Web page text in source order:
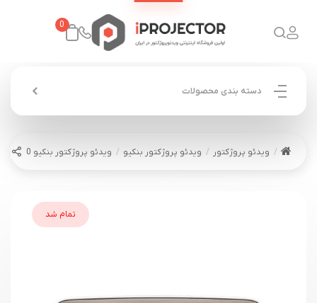
0
دسته بندی محصولات
ویدئو پروژکتور ویدئو پروژکتور بنکیو ویدئو پروژکتور بنکیو BENQ HT3560
تمام شد